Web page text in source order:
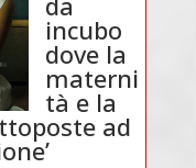
incubo
dove la
materni
tà e la
ad